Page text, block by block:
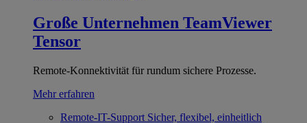
Große Unternehmen TeamViewer
Tensor
Remote-Konnektivität für rundum sichere Prozesse.
Mehr erfahren
Remote-IT-Support Sicher, flexibel, einheitlich